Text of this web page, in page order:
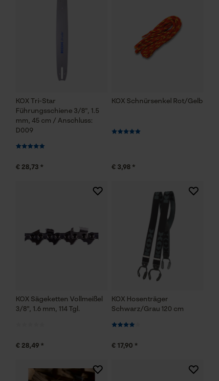
KOX Tri-Star
Führungsschiene 3/8", 1.5
mm, 45 cm / Anschluss:
D009
€ 28,73 *
KOX Schnürsenkel Rot/Gelb
€ 3,98 *
KOX Sägeketten Vollmeißel
3/8", 1.6 mm, 114 Tgl.
€ 28,49 *
KOX Hosenträger
Schwarz/Grau 120 cm
€ 17,90 *